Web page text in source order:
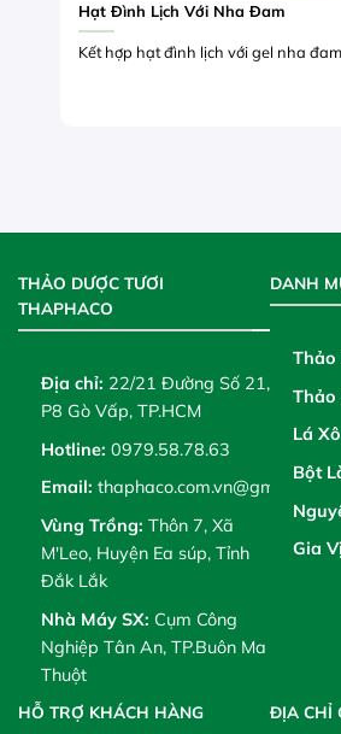
Hạt Đình Lịch Với Nha Đam
Kết hợp hạt đình lịch với gel nha
THẢO DƯỢC TƯƠI
THAPHACO
Địa chỉ: 22/21 Đường Số 21,
P8 Gò Vấp, TP.HCM
Hotline: 0979.58.78.63
Email: thaphaco.com.vn@gmail.com
Vùng Trồng: Thôn 7, Xã
M'Leo, Huyện Ea súp, Tỉnh
Đắk Lắk
Nhà Máy SX: Cụm Công
Nghiệp Tân An, TP.Buôn Ma
Thuột
DANH
Thảo
Thảo
Lá
Bột
Gia
HỖ TRỢ KHÁCH HÀNG ĐỊA CHỈ